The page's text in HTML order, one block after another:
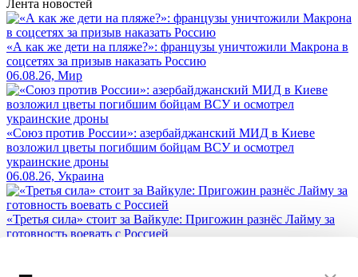
Лента новостей
«А как же дети на пляже?»: французы уничтожили Макрона в
соцсетях за призыв наказать Россию
06.08.26, Мир
«Союз против России»: азербайджанский МИД в Киеве
возложил цветы погибшим бойцам ВСУ и осмотрел
украинские дроны
06.08.26, Украина
«Третья сила» стоит за Вайкуле: Пригожин разнёс Лайму за
готовность воевать с Россией